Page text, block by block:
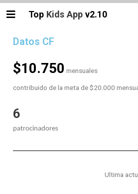
Top Kids App v2.10
Datos CF
$10.750 mensuales
contribuido de la meta de $20.000
6
patrocinadores
Ultima